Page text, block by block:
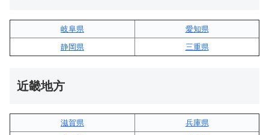
岐阜県
愛知県
静岡県
三重県
近畿地方
滋賀県
兵庫県